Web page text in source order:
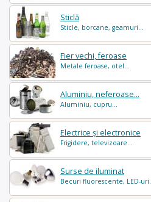
Sticlă
Sticle, borcane, geamuri...
Fier vechi, feroase
Metale feroase, otel...
Aluminiu, neferoase...
Aluminiu, cupru...
Electrice și electronice
Frigidere, televizoare...
Surse de iluminat
Becuri fluorescente, LED-uri...